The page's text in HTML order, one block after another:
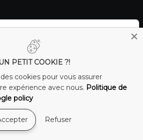
Abonnieren
Ihre Kunden erhalten, wenn sie Ihren Newsletter
abonnieren.
UN PETIT COOKIE ?!
cookies pour vous assurer
expérience avec nous. Politique de
policy
Refuser